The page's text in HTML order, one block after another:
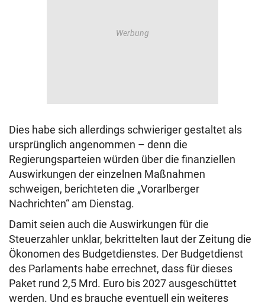
Dies habe sich allerdings schwieriger gestaltet als
ursprünglich angenommen – denn die
Regierungsparteien würden über die finanziellen
Auswirkungen der einzelnen Maßnahmen
schweigen, berichteten die „Vorarlberger
Nachrichten“ am Dienstag.
Damit seien auch die Auswirkungen für die
Steuerzahler unklar, bekrittelten laut der Zeitung die
Ökonomen des Budgetdienstes. Der Budgetdienst
des Parlaments habe errechnet, dass für dieses
Paket rund 2,5 Mrd. Euro bis 2027 ausgeschüttet
werden. Und es brauche eventuell ein weiteres